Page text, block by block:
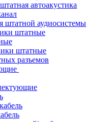
автоакустика
штатной аудиосистемы
штатные
штатные
разъемов